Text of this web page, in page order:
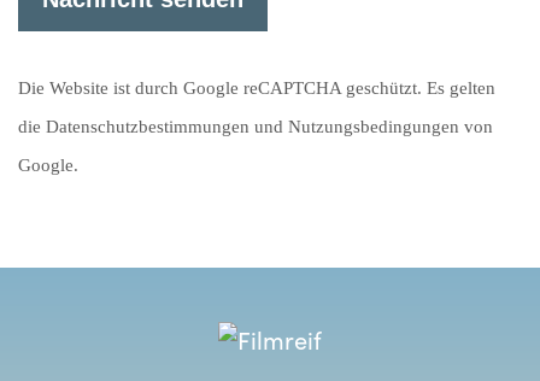
Die Website ist durch Google reCAPTCHA geschützt. Es gelten
die Datenschutzbestimmungen und Nutzungsbedingungen von
Google.